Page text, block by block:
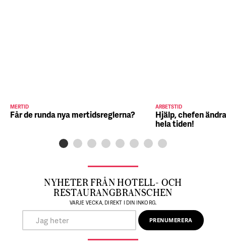
MERTID
Får de runda nya mertidsreglerna?
ARBETSTID
Hjälp, chefen
hela tiden!
NYHETER FRÅN HOTELL- OCH
RESTAURANGBRANSCHEN
VARJE VECKA, DIREKT I DIN INKORG.